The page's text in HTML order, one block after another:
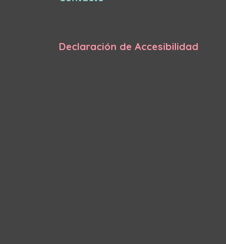
Declaración de Accesibilidad